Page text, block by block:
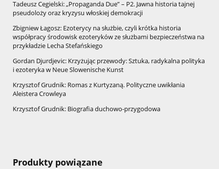
Tadeusz Cegielski: „Propaganda Due” – P2. Jawna historia tajnej
pseudoloży oraz kryzysu włoskiej demokracji
Zbigniew Łagosz: Ezoterycy na służbie, czyli krótka historia
współpracy środowisk ezoteryków ze służbami bezpieczeństwa na
przykładzie Lecha Stefańskiego
Gordan Djurdjevic: Krzyżując przewody: Sztuka, radykalna polityka
i ezoteryka w Neue Slowenische Kunst
Krzysztof Grudnik: Romas z Kurtyzaną. Polityczne uwikłania
Aleistera Crowleya
Krzysztof Grudnik: Biografia duchowo-przygodowa
Produkty powiązane